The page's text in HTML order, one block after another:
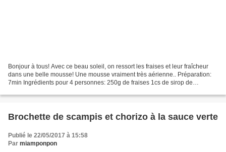
Bonjour à tous! Avec ce beau soleil, on ressort les fraises et leur fraîcheur
dans une belle mousse! Une mousse vraiment très aérienne.. Préparation:
7min Ingrédients pour 4 personnes: 250g de fraises 1cs de sirop de
Brochette de scampis et chorizo à la sauce verte
Publié le 22/05/2017 à 15:58
Par miamponpon